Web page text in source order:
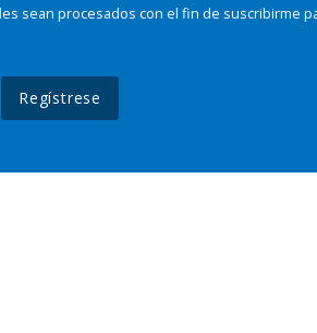
sean procesados con el fin de suscribirme
Regístrese